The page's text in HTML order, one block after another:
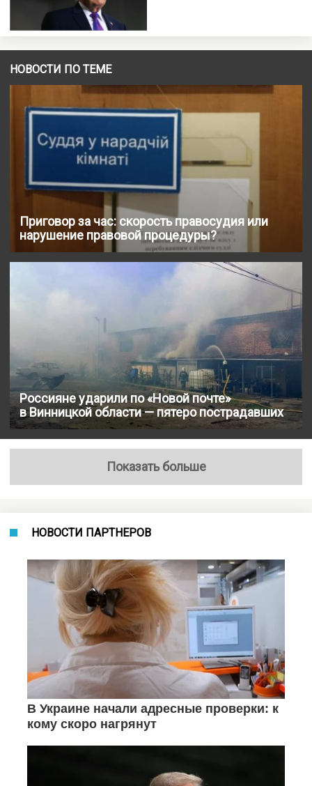
НОВОСТИ ПО ТЕМЕ
Приговор за час: скорость правосудия или
нарушение правовой процедуры?
Россияне ударили по «Новой почте»
в Винницкой области — пятеро пострадавших
Показать больше
НОВОСТИ ПАРТНЕРОВ